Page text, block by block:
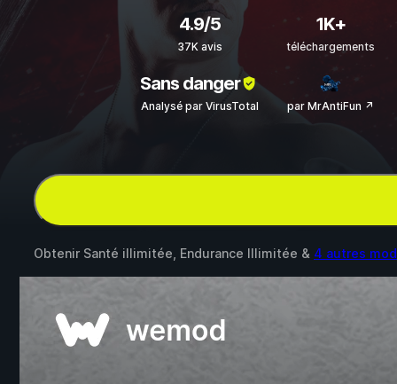
4.9/5
37K avis
1K+
téléchargements
Sans danger
Analysé par VirusTotal par MrAntiFun ↗
Obtenir Santé illimitée, Endurance Illimitée & 4 autres